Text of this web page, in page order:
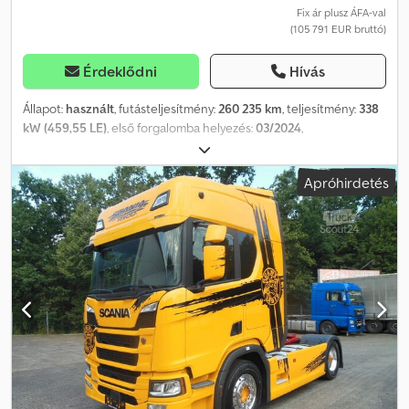
Fix ár plusz ÁFA-val
(105 791 EUR bruttó)
Érdeklődni Hívás
Állapot: használt, futásteljesítmény: 260 235 km, teljesítmény: 338
kW (459,55 LE) , első forgalomba helyezés:03/2024
, saját tömeg:
9 579 kg, össztömeg:18 000 kg, tengelyelrendezés:4x2,
tengelytáv:3 750 mm, következő vizsga (TÜV):03/2027, szín:fehér,
vezetőfülke:egyéb, hajtástípus:automata, kibocsátási osztály:
Euro 6, felfüggesztés:acél-levegő, Gyártási év:2024,
Felszereltség:ABS, differenciálzár, kipörgésgátló,
légkondicionálás, navigációs rendszer, tempomat, állófűtés,
Szín: Elefántcsontfehér, Aktuális abroncsok: M+S gumiabroncsok,
Saját tömeg: 8421 kg, Megengedett össztömeg: 18000 kg, 1.
tengely: 385/55 R22.5, 2. tengely: 315/70 R22.5, Velúr kárpitozású
ülések: fekete velúr, Belső színe: fekete, Laprugós-légrugós
felfüggesztés, Retarder: R4700D, Digitális menetíró: Smart 2
STONERIDGE, Nyerges kapcsoló szerkezet, Elektronikus
fékrendszer (EBS), Elektronikus stabilitásprogram (ESP),
Apróhirdetés